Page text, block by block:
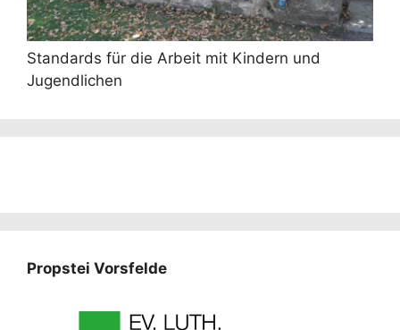
Standards für die Arbeit mit Kindern und
Jugendlichen
Propstei Vorsfelde